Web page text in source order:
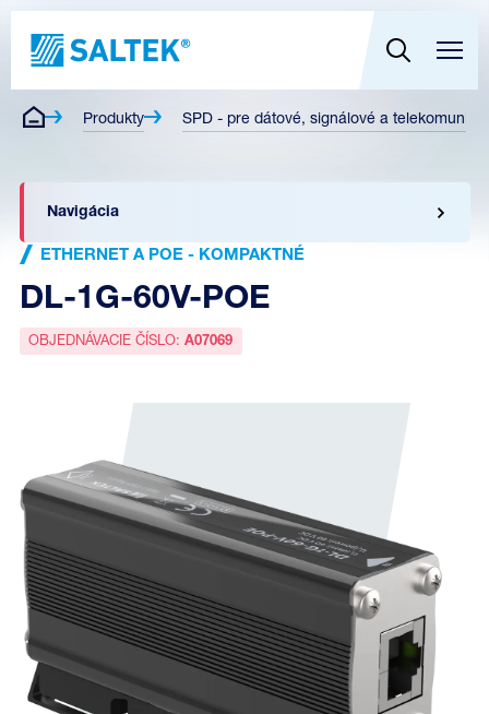
Produkty SPD - pre dátové, signálové a
Navigácia
ETHERNET A POE - KOMPAKTNÉ
DL-1G-60V-POE
OBJEDNÁVACIE ČÍSLO:A07069